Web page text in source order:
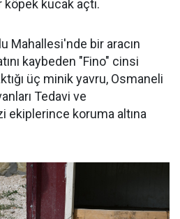
köpek kucak açtı.
Mahallesi'nde bir aracın
kaybeden "Fino" cinsi
üç minik yavru, Osmaneli
Tedavi ve
ekiplerince koruma altına